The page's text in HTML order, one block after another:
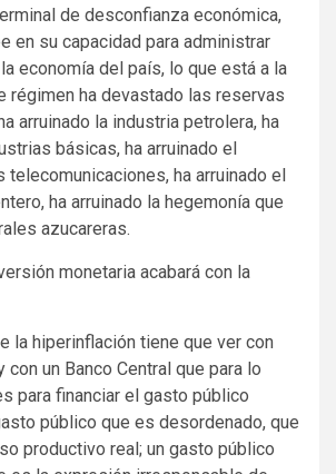
de desconfianza económica,
en su capacidad para administrar
economía del país, lo que está a la
régimen ha devastado las reservas
arruinado la industria petrolera, ha
básicas, ha arruinado el
telecomunicaciones, ha arruinado el
ha arruinado la hegemonía que
azucareras.
monetaria acabará con la
la hiperinflación tiene que ver con
un Banco Central que para lo
para financiar el gasto público
público que es desordenado, que
productivo real; un gasto público